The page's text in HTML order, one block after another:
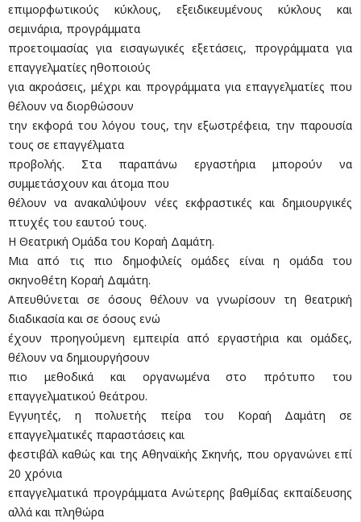
επιμορφωτικούς κύκλους, εξειδικευμένους κύκλους και
σεμινάρια, προγράμματα
προετοιμασίας για εισαγωγικές εξετάσεις, προγράμματα για
επαγγελματίες ηθοποιούς
για ακροάσεις, μέχρι και προγράμματα για επαγγελματίες που
θέλουν να διορθώσουν
την εκφορά του λόγου τους, την εξωστρέφεια, την παρουσία
τους σε επαγγέλματα
προβολής. Στα παραπάνω εργαστήρια μπορούν να
συμμετάσχουν και άτομα που
θέλουν να ανακαλύψουν νέες εκφραστικές και δημιουργικές
πτυχές του εαυτού τους.
Η Θεατρική Ομάδα του Κοραή Δαμάτη.
Μια από τις πιο δημοφιλείς ομάδες είναι η ομάδα του
σκηνοθέτη Κοραή Δαμάτη.
Απευθύνεται σε όσους θέλουν να γνωρίσουν τη θεατρική
διαδικασία και σε όσους ενώ
έχουν προηγούμενη εμπειρία από εργαστήρια και ομάδες,
θέλουν να δημιουργήσουν
πιο μεθοδικά και οργανωμένα στο πρότυπο του
επαγγελματικού θεάτρου.
Εγγυητές, η πολυετής πείρα του Κοραή Δαμάτη σε
επαγγελματικές παραστάσεις και
φεστιβάλ καθώς και της Αθηναϊκής Σκηνής, που οργανώνει επί
20 χρόνια
επαγγελματικά προγράμματα Ανώτερης βαθμίδας εκπαίδευσης
αλλά και πληθώρα